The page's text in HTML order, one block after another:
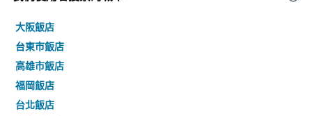
大阪飯店
台東市飯店
高雄市飯店
福岡飯店
台北飯店